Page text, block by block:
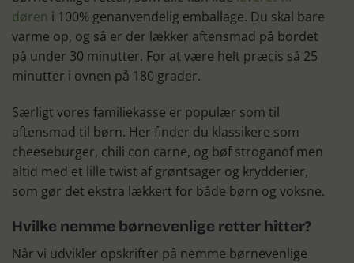
døren i 100% genanvendelig emballage. Du skal bare
varme op, og så er der lækker aftensmad på bordet
på under 30 minutter. For at være helt præcis så 25
minutter i ovnen på 180 grader.
Særligt vores familiekasse er populær som til
aftensmad til børn. Her finder du klassikere som
cheeseburger, chili con carne, og bøf stroganof men
altid med et lille twist af grøntsager og krydderier,
som gør det ekstra lækkert for både børn og voksne.
Hvilke nemme børnevenlige retter hitter?
Når vi udvikler opskrifter på nemme børnevenlige